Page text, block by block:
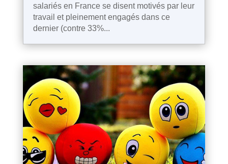
salariés en France se disent motivés par leur
travail et pleinement engagés dans ce
dernier (contre 33%...